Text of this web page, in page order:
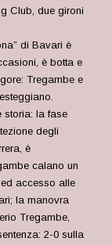
Club, due gironi
di Bavari è
è botta e
Tregambe e
storia: la fase
degli
è
calano un
accesso alle
la manovra
Tregambe,
2-0 sulla